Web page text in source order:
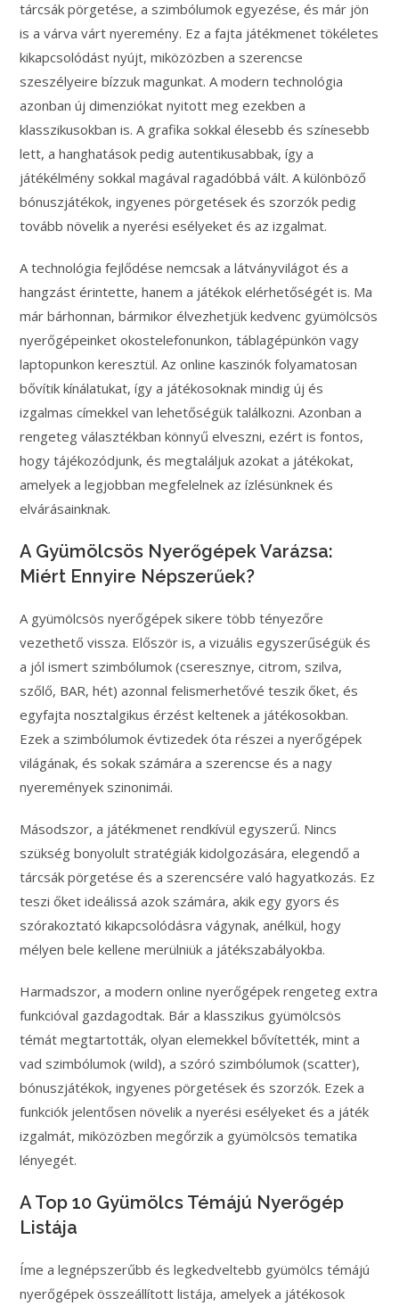
tárcsák pörgetése, a szimbólumok egyezése, és már jön
is a várva várt nyeremény. Ez a fajta játékmenet tökéletes
kikapcsolódást nyújt, miközözben a szerencse
szeszélyeire bízzuk magunkat. A modern technológia
azonban új dimenziókat nyitott meg ezekben a
klasszikusokban is. A grafika sokkal élesebb és színesebb
lett, a hanghatások pedig autentikusabbak, így a
játékélmény sokkal magával ragadóbbá vált. A különböző
bónuszjátékok, ingyenes pörgetések és szorzók pedig
tovább növelik a nyerési esélyeket és az izgalmat.
A technológia fejlődése nemcsak a látványvilágot és a
hangzást érintette, hanem a játékok elérhetőségét is. Ma
már bárhonnan, bármikor élvezhetjük kedvenc gyümölcsös
nyerőgépeinket okostelefonunkon, táblagépünkön vagy
laptopunkon keresztül. Az online kaszinók folyamatosan
bővítik kínálatukat, így a játékosoknak mindig új és
izgalmas címekkel van lehetőségük találkozni. Azonban a
rengeteg választékban könnyű elveszni, ezért is fontos,
hogy tájékozódjunk, és megtaláljuk azokat a játékokat,
amelyek a legjobban megfelelnek az ízlésünknek és
elvárásainknak.
A Gyümölcsös Nyerőgépek Varázsa:
Miért Ennyire Népszerűek?
A gyümölcsös nyerőgépek sikere több tényezőre
vezethető vissza. Először is, a vizuális egyszerűségük és
a jól ismert szimbólumok (cseresznye, citrom, szilva,
szőlő, BAR, hét) azonnal felismerhetővé teszik őket, és
egyfajta nosztalgikus érzést keltenek a játékosokban.
Ezek a szimbólumok évtizedek óta részei a nyerőgépek
világának, és sokak számára a szerencse és a nagy
nyeremények szinonimái.
Másodszor, a játékmenet rendkívül egyszerű. Nincs
szükség bonyolult stratégiák kidolgozására, elegendő a
tárcsák pörgetése és a szerencsére való hagyatkozás. Ez
teszi őket ideálissá azok számára, akik egy gyors és
szórakoztató kikapcsolódásra vágynak, anélkül, hogy
mélyen bele kellene merülniük a játékszabályokba.
Harmadszor, a modern online nyerőgépek rengeteg extra
funkcióval gazdagodtak. Bár a klasszikus gyümölcsös
témát megtartották, olyan elemekkel bővítették, mint a
vad szimbólumok (wild), a szóró szimbólumok (scatter),
bónuszjátékok, ingyenes pörgetések és szorzók. Ezek a
funkciók jelentősen növelik a nyerési esélyeket és a játék
izgalmát, miközözben megőrzik a gyümölcsös tematika
lényegét.
A Top 10 Gyümölcs Témájú Nyerőgép
Listája
Íme a legnépszerűbb és legkedveltebb gyümölcs témájú
nyerőgépek összeállított listája, amelyek a játékosok